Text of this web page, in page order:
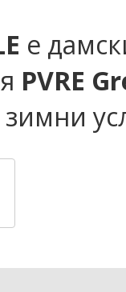
е
PVRE
плат,
и